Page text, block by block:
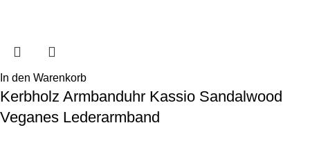
In den Warenkorb
Kerbholz Armbanduhr Kassio Sandalwood
Veganes Lederarmband